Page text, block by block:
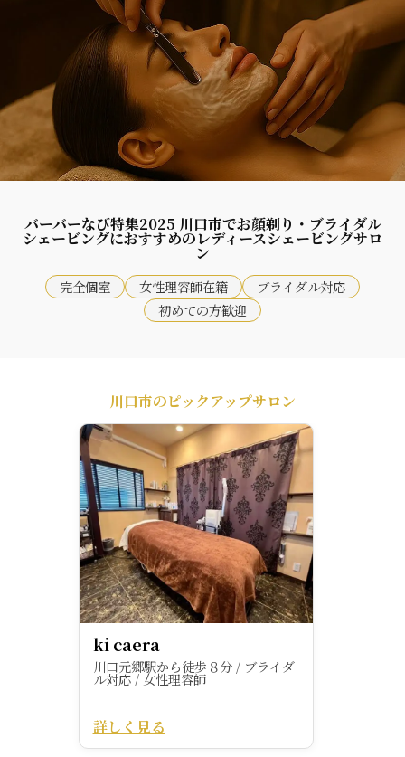
バーバーなび特集2025 川口市でお顔剃り・ブライダル
シェービングにおすすめのレディースシェービングサロ
ン
完全個室 女性理容師在籍
ブライダル対応
初めての方歓迎
川口市のピックアップサロン
ki caera
川口元郷駅から徒歩８分 / ブライダ
ル対応 / 女性理容師
詳しく見る